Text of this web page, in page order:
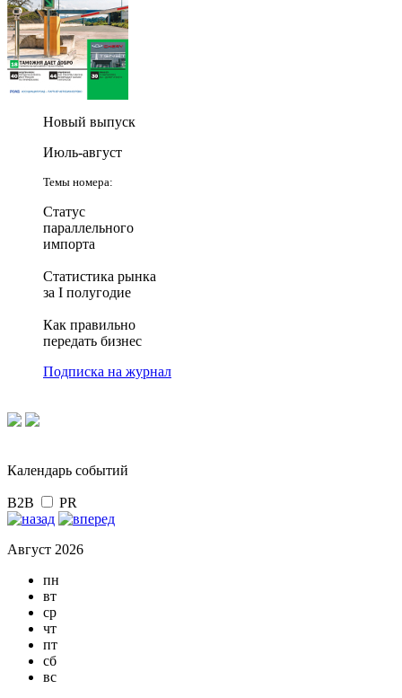
Новый выпуск
Июль-август
Темы номера:
Статус
параллельного
импорта
Статистика рынка
за I полугодие
Как правильно
передать бизнес
Подписка на журнал
Календарь событий
B2B PR
Август 2026
пн
вт
ср
чт
пт
сб
вс